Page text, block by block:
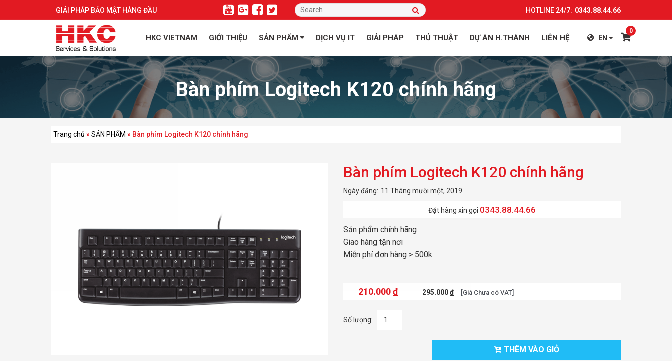
GIẢI PHÁP BẢO MẬT HÀNG ĐẦU HOTLINE 24/7: 0343.88.44.66
HKC VIETNAM GIỚI THIỆU SẢN PHẨM DỊCH VỤ IT GIẢI PHÁP THỦ THUẬT DỰ ÁN H.THÀNH LIÊN HỆ EN
0
Bàn phím Logitech K120 chính hãng
Trang chủ »SẢN PHẨM » Bàn phím Logitech K120 chính hãng
Bàn phím Logitech K120 chính hãng
Ngày đăng: 11 Tháng mười một, 2019
Đặt hàng xin gọi 0343.88.44.66
Sản phẩm chính hãng
Giao hàng tận nơi
Miễn phí đơn hàng > 500k
210.000đ 295.000đ [Giá Chưa có VAT]
Số lượng:
THÊM VÀO GIỎ